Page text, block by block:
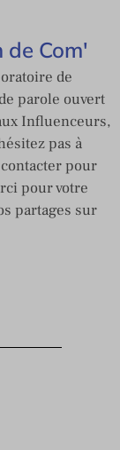
Com'
de
parole ouvert
Influenceurs,
pas à
pour
pour votre
partages sur